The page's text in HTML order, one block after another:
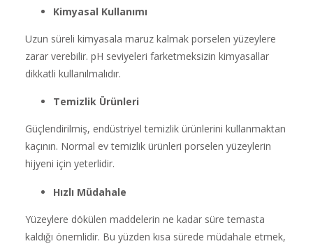
Kimyasal Kullanımı
Uzun süreli kimyasala maruz kalmak porselen yüzeylere
zarar verebilir. pH seviyeleri farketmeksizin kimyasallar
dikkatli kullanılmalıdır.
Temizlik Ürünleri
Güçlendirilmiş, endüstriyel temizlik ürünlerini kullanmaktan
kaçının. Normal ev temizlik ürünleri porselen yüzeylerin
hijyeni için yeterlidir.
Hızlı Müdahale
Yüzeylere dökülen maddelerin ne kadar süre temasta
kaldığı önemlidir. Bu yüzden kısa sürede müdahale etmek,